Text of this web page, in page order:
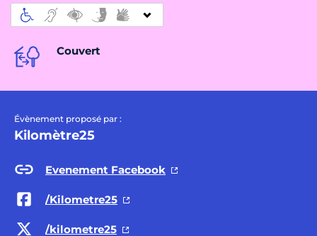
Couvert
Évènement proposé par :
Kilomètre25
Evenement Facebook
/Kilometre25
/kilometre25